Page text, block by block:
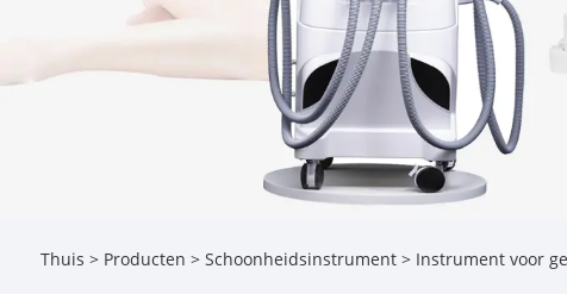
Thuis > Producten > Schoonheidsinstrument> Instrument voor